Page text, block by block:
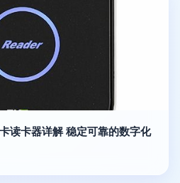
读卡器详解 稳定可靠的数字化